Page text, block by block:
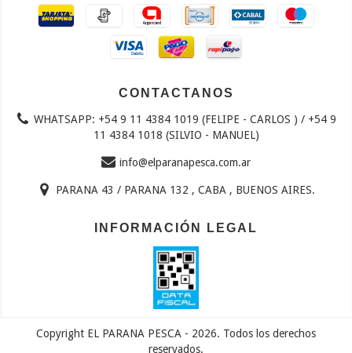
CONTACTANOS
WHATSAPP: +54 9 11 4384 1019 (FELIPE - CARLOS ) / +54 9
11 4384 1018 (SILVIO - MANUEL)
info@elparanapesca.com.ar
PARANA 43 / PARANA 132 , CABA , BUENOS AIRES.
INFORMACIÓN LEGAL
Copyright EL PARANA PESCA - 2026. Todos los derechos
reservados.